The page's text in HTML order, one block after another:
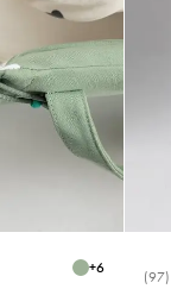
dotés d’une
quotidiennes. Les
solidement fixés à
Ai-je besoin
Les Gants de
Contrairement aux
poussette, ce qui
+6 (97)